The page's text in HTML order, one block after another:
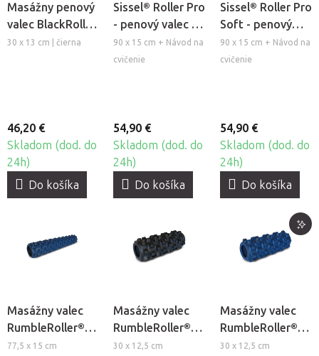
Masážny penový
valec BlackRoll®
Twin Foam Roller
30 x 13 cm | čierna
46,20 €
Skladom (dod. do
24h)
Do košíka
Sissel® Roller Pro
- penový valec na
masáž a cvičenie
Pilates
90 x 15 cm + Návod na
cvičenie
54,90 €
Skladom (dod. do
24h)
Do košíka
Sissel® Roller Pro
Soft - penový
valec na masáž a
cvičenie Pilates
90 x 15 cm + Návod na
cvičenie
54,90 €
Skladom (dod. do
24h)
Do košíka
Masážny valec
RumbleRoller®
Original
77,5 x 15 cm
Masážny valec
RumbleRoller®
Compact X-Firm
30 x 12,5 cm
Masážny valec
RumbleRoller®
Compact
30 x 12,5 cm